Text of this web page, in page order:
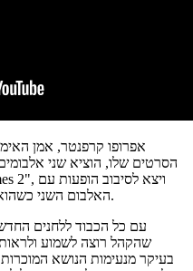
אפרופו קרפנטר, אמן
הסרטים שלו, הוציא שני
האלבום השני כשהוא יצא ב-2016, והגיע איתו גם לפסטיבל.
עם כל הכבוד ללחנים
שהקהל רוצה לשמוע
בעיקר מנעימות הנושא